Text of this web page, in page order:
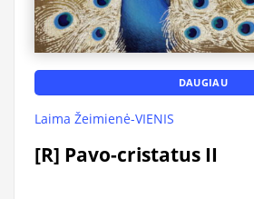
DAUGIAU
Laima Žeimienė-VIENIS
[R] Pavo-cristatus II